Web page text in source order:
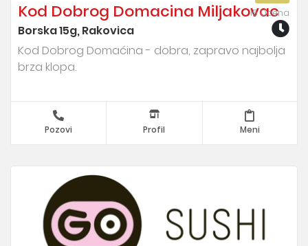
15 Ocena
Kod Dobrog Domacina Miljakovac
Borska 15g, Rakovica
Kod Dobrog Domaćina - dobra, zapravo najbolja
brza klopa.
Pozovi Profil Meni